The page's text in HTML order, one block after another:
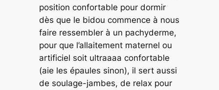
position confortable pour dormir
dès que le bidou commence à nous
faire ressembler à un pachyderme,
pour que l’allaitement maternel ou
artificiel soit ultraaaa confortable
(aie les épaules sinon), il sert aussi
de soulage-jambes, de relax pour